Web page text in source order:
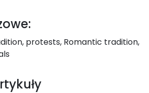
protests, Romantic tradition,